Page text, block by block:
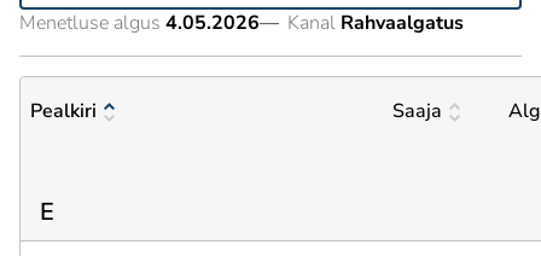
Menetluse algus 4.05.2026— Kanal Rahvaalgatus
Pealkiri Saaja
E